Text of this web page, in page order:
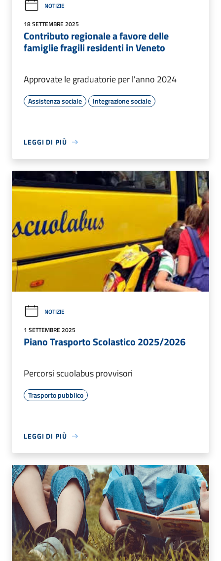
NOTIZIE
18 SETTEMBRE 2025
Contributo regionale a favore delle
famiglie fragili residenti in Veneto
Approvate le graduatorie per l'anno 2024
Assistenza sociale Integrazione sociale
LEGGI DI PIÙ
NOTIZIE
1 SETTEMBRE 2025
Piano Trasporto Scolastico 2025/2026
Percorsi scuolabus provvisori
Trasporto pubblico
LEGGI DI PIÙ